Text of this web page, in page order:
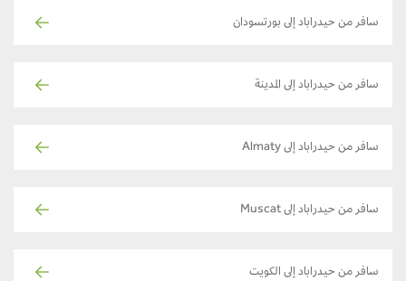
سافر من حيدراباد إلى بورتسودان
سافر من حيدراباد إلى المدينة
سافر من حيدراباد إلى Almaty
سافر من حيدراباد إلى Muscat
سافر من حيدراباد إلى الكويت